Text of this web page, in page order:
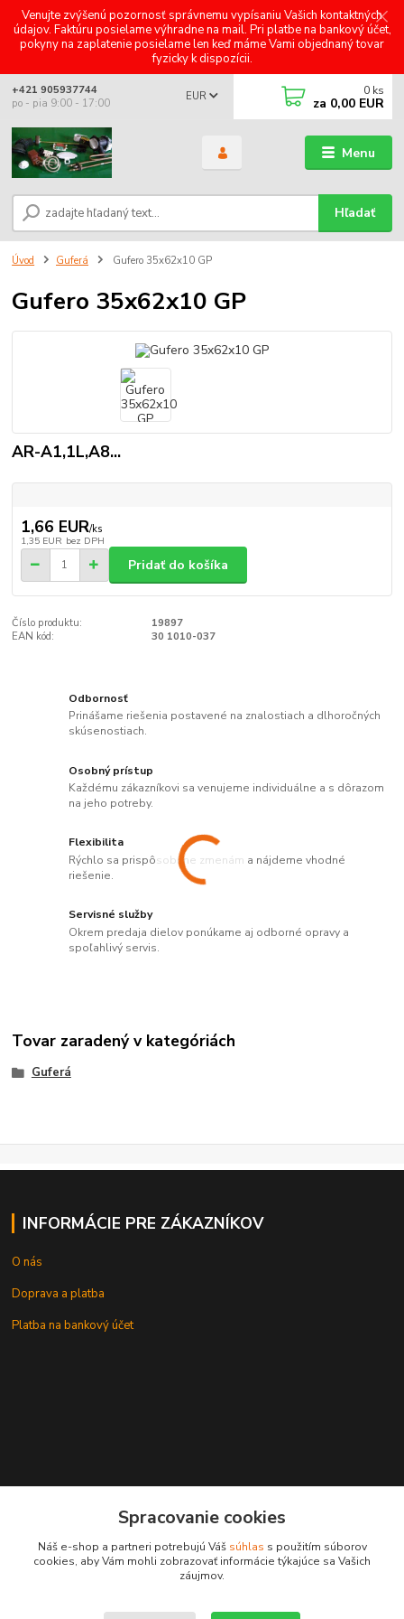
Venujte zvýšenú pozornosť správnemu vypísaniu Vašich kontaktných
údajov. Faktúru posielame výhradne na mail. Pri platbe na bankový účet,
pokyny na zaplatenie posielame len keď máme Vami objednaný tovar
fyzicky k dispozícii.
Menu
EUR
Hľadať
+421 905937744
po - pia 9:00 - 17:00
0 ks
za 0,00 EUR
Úvod Guferá Gufero 35x62x10 GP
Gufero 35x62x10 GP
AR-A1,1L,A8...
1,66 EUR/ks
1,35 EUR bez DPH
Pridať do košíka
Číslo produktu:
19897
EAN kód:
30 1010-037
Odbornosť
Prinášame riešenia postavené na znalostiach a dlhoročných
skúsenostiach.
Osobný prístup
Každému zákazníkovi sa venujeme individuálne a s dôrazom
na jeho potreby.
Flexibilita
Rýchlo sa prispôsobíme zmenám a nájdeme vhodné
riešenie.
Servisné služby
Okrem predaja dielov ponúkame aj odborné opravy a
spoľahlivý servis.
Tovar zaradený v kategóriách
Guferá
INFORMÁCIE PRE ZÁKAZNÍKOV
O nás
Doprava a platba
Platba na bankový účet
leksunsro@gmail.com
Spracovanie cookies
Náš e-shop a partneri potrebujú Váš súhlas s použitím súborov
cookies, aby Vám mohli zobrazovať informácie týkajúce sa Vašich
záujmov.